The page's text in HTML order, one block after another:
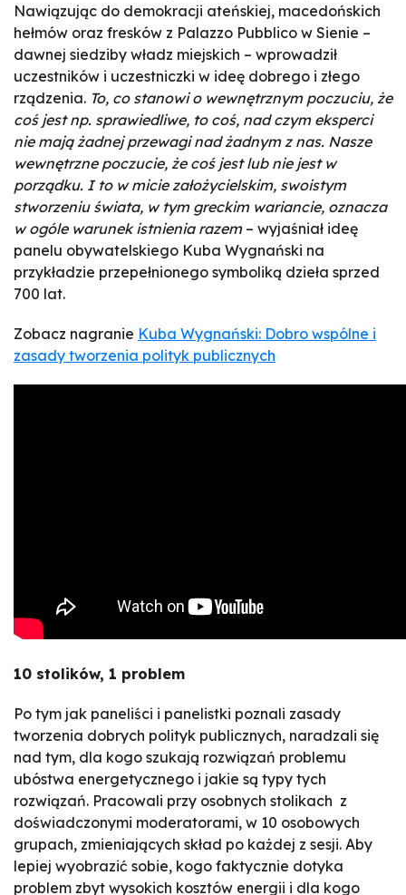
Nawiązując do demokracji ateńskiej, macedońskich
hełmów oraz fresków z Palazzo Pubblico w Sienie –
dawnej siedziby władz miejskich – wprowadził
uczestników i uczestniczki w ideę dobrego i złego
rządzenia. To, co stanowi o wewnętrznym poczuciu, że
coś jest np. sprawiedliwe, to coś, nad czym eksperci
nie mają żadnej przewagi nad żadnym z nas. Nasze
wewnętrzne poczucie, że coś jest lub nie jest w
porządku. I to w micie założycielskim, swoistym
stworzeniu świata, w tym greckim wariancie, oznacza
w ogóle warunek istnienia razem– wyjaśniał ideę
panelu obywatelskiego Kuba Wygnański na
przykładzie przepełnionego symboliką dzieła sprzed
700 lat.
Zobacz nagranie Kuba Wygnański: Dobro wspólne i
zasady tworzenia polityk publicznych
10 stolików, 1 problem
Po tym jak paneliści i panelistki poznali zasady
tworzenia dobrych polityk publicznych, naradzali się
nad tym, dla kogo szukają rozwiązań problemu
ubóstwa energetycznego i jakie są typy tych
rozwiązań. Pracowali przy osobnych stolikach z
doświadczonymi moderatorami, w 10 osobowych
grupach, zmieniających skład po każdej z sesji. Aby
lepiej wyobrazić sobie, kogo faktycznie dotyka
problem zbyt wysokich kosztów energii i dla kogo